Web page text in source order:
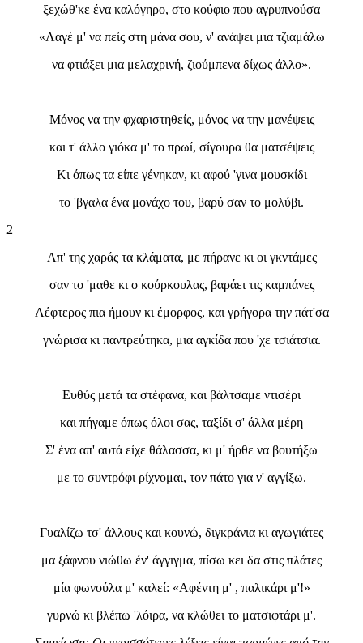
ξεχώθ'κε ένα καλόγηρο, στο κούφιο που αγρυπνούσα
«Λαγέ μ' να πείς στη μάνα σου, ν' ανάψει μια τζιαμάλω
να φτιάξει μια μελαχρινή, ζιούμπενα δίχως άλλο».
Μόνος να την φχαριστηθείς, μόνος να την μανέψεις
και τ' άλλο γιόκα μ' το πρωί, σίγουρα θα ματσέψεις
Κι όπως τα είπε γένηκαν, κι αφού 'γινα μουσκίδι
το 'βγαλα ένα μονάχο του, βαρύ σαν το μολύβι.
2
Απ' της χαράς τα κλάματα, με πήρανε κι οι γκντάμες
σαν το 'μαθε κι ο κούρκουλας, βαράει τις καμπάνες
Λέφτερος πια ήμουν κι έμορφος, και γρήγορα την πάτ'σα
γνώρισα κι παντρεύτηκα, μια αγκίδα που 'χε τσιάτσια.
Ευθύς μετά τα στέφανα, και βάλτσαμε ντισέρι
και πήγαμε όπως όλοι σας, ταξίδι σ' άλλα μέρη
Σ' ένα απ' αυτά είχε θάλασσα, κι μ' ήρθε να βουτήξω
με το συντρόφι ρίχνομαι, τον πάτο για ν' αγγίξω.
Γυαλίζω τσ' άλλους και κουνώ, διγκράνια κι αγωγιάτες
μα ξάφνου νιώθω έν' άγγιγμα, πίσω κει δα στις πλάτες
μία φωνούλα μ' καλεί: «Αφέντη μ' , παλικάρι μ'!»
γυρνώ κι βλέπω 'λόιρα, να κλώθει το ματσιφτάρι μ'.